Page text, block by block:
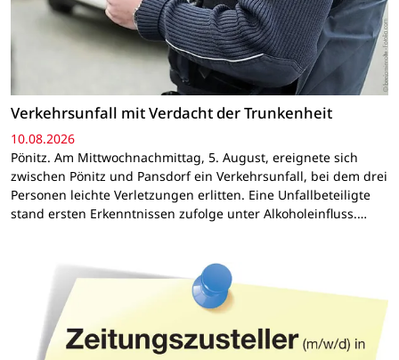
Verkehrsunfall mit Verdacht der Trunkenheit
10.08.2026
Pönitz. Am Mittwochnachmittag, 5. August, ereignete sich
zwischen Pönitz und Pansdorf ein Verkehrsunfall, bei dem drei
Personen leichte Verletzungen erlitten. Eine Unfallbeteiligte
stand ersten Erkenntnissen zufolge unter Alkoholeinfluss.…